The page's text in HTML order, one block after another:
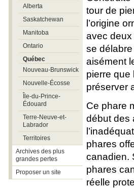
tour de
l’origine
avec
se
aisément
pierre que
préserver
Ce phare
début des
phares
canadien.
phares
réelle
Alberta
Saskatchewan
Manitoba
Ontario
Québec
Nouveau-Brunswick
Nouvelle-Écosse
Île-du-Prince-
Édouard
Terre-Neuve-et-
Labrador
Territoires
Archives des plus
grandes pertes
Proposer un site